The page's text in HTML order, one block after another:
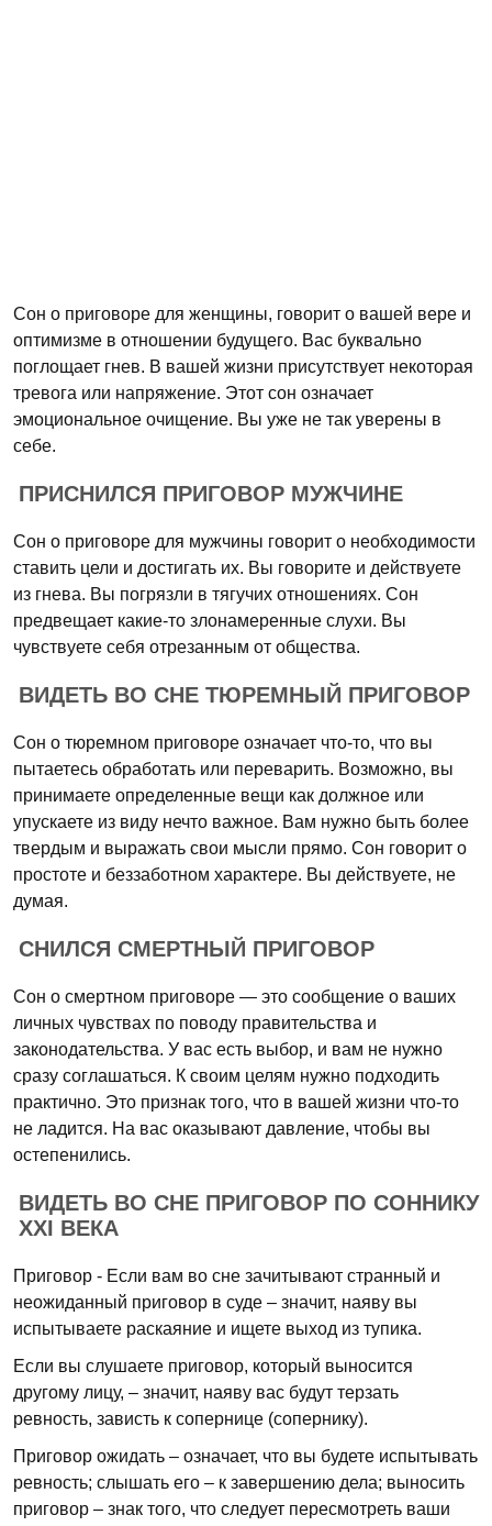
Сон о приговоре для женщины, говорит о вашей вере и
оптимизме в отношении будущего. Вас буквально
поглощает гнев. В вашей жизни присутствует некоторая
тревога или напряжение. Этот сон означает
эмоциональное очищение. Вы уже не так уверены в
себе.
ПРИСНИЛСЯ ПРИГОВОР МУЖЧИНЕ
Сон о приговоре для мужчины говорит о необходимости
ставить цели и достигать их. Вы говорите и действуете
из гнева. Вы погрязли в тягучих отношениях. Сон
предвещает какие-то злонамеренные слухи. Вы
чувствуете себя отрезанным от общества.
ВИДЕТЬ ВО СНЕ ТЮРЕМНЫЙ ПРИГОВОР
Сон о тюремном приговоре означает что-то, что вы
пытаетесь обработать или переварить. Возможно, вы
принимаете определенные вещи как должное или
упускаете из виду нечто важное. Вам нужно быть более
твердым и выражать свои мысли прямо. Сон говорит о
простоте и беззаботном характере. Вы действуете, не
думая.
СНИЛСЯ СМЕРТНЫЙ ПРИГОВОР
Сон о смертном приговоре — это сообщение о ваших
личных чувствах по поводу правительства и
законодательства. У вас есть выбор, и вам не нужно
сразу соглашаться. К своим целям нужно подходить
практично. Это признак того, что в вашей жизни что-то
не ладится. На вас оказывают давление, чтобы вы
остепенились.
ВИДЕТЬ ВО СНЕ ПРИГОВОР ПО СОННИКУ
XXI ВЕКА
Приговор - Если вам во сне зачитывают странный и
неожиданный приговор в суде – значит, наяву вы
испытываете раскаяние и ищете выход из тупика.
Если вы слушаете приговор, который выносится
другому лицу, – значит, наяву вас будут терзать
ревность, зависть к сопернице (сопернику).
Приговор ожидать – означает, что вы будете испытывать
ревность; слышать его – к завершению дела; выносить
приговор – знак того, что следует пересмотреть ваши